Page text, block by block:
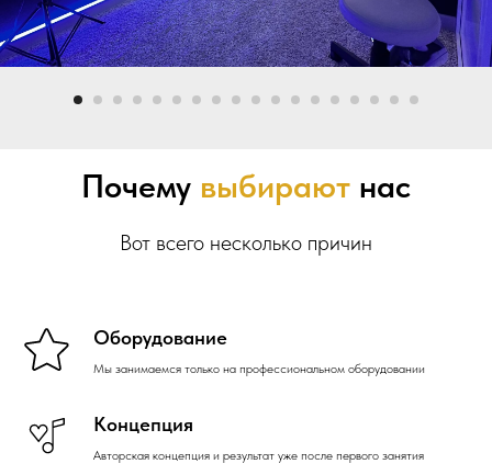
Почему выбирают нас
Вот всего несколько причин
Оборудование
Мы занимаемся только на профессиональном оборудовании
Концепция
Авторская концепция и результат уже после первого занятия